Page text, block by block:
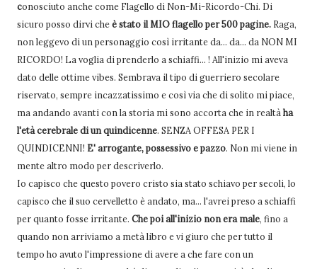
conosciuto anche come Flagello di Non-Mi-Ricordo-Chi. Di
sicuro posso dirvi cheè stato il MIO flagello per 500 pagine. Raga,
non leggevo di un personaggio così irritante da... da... da NON MI
RICORDO! La voglia di prenderlo a schiaffi... ! All'inizio mi aveva
dato delle ottime vibes. Sembrava il tipo di guerriero secolare
riservato, sempre incazzatissimo e così via che di solito mi piace,
ma andando avanti con la storia mi sono accorta che in realtàha
l'età cerebrale di un quindicenne. SENZA OFFESA PER I
QUINDICENNI! E' arrogante, possessivo e pazzo. Non mi viene in
mente altro modo per descriverlo.
Io capisco che questo povero cristo sia stato schiavo per secoli, lo
capisco che il suo cervelletto è andato, ma... l'avrei preso a schiaffi
per quanto fosse irritante. Che poi all'inizio non era male, fino a
quando non arriviamo a metà libro e vi giuro che per tutto il
tempo ho avuto l'impressione di avere a che fare con un